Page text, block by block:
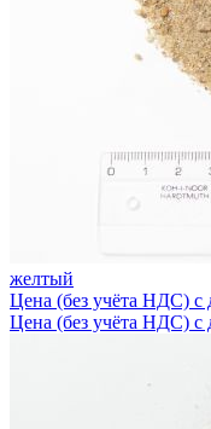
желтый
Цена (без учёта НДС) с
Цена (без учёта НДС) с